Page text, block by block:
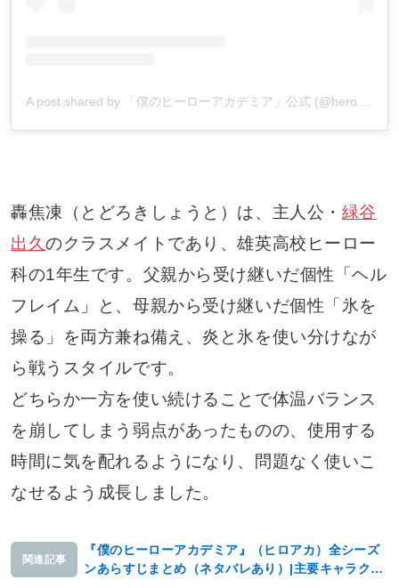
轟焦凍（とどろきしょうと）は、主人公・ 緑谷
出久のクラスメイトであり、雄英高校ヒーロー
科の1年生です。父親から受け継いだ個性「ヘル
フレイム」と、母親から受け継いだ個性「氷を
操る」を両方兼ね備え、炎と氷を使い分けなが
ら戦うスタイルです。
どちらか一方を使い続けることで体温バランス
を崩してしまう弱点があったものの、使用する
時間に気を配れるようになり、問題なく使いこ
なせるよう成長しました。
関連記事
『僕のヒーローアカデミア』（ヒロアカ）全シーズ
ンあらすじまとめ（ネタバレあり）|主要キャラクタ